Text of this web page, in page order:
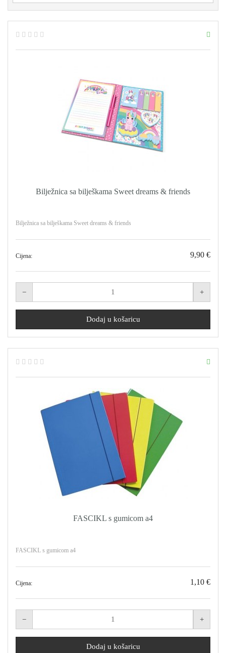
Bilježnica sa bilješkama Sweet dreams & friends
Bilježnica sa bilješkama Sweet dreams & friends
Cijena: 9,90 €
FASCIKL s gumicom a4
FASCIKL s gumicom a4
Cijena: 1,10 €